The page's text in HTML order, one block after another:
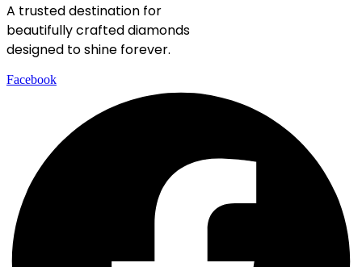
A trusted destination for
beautifully crafted diamonds
designed to shine forever.
Facebook